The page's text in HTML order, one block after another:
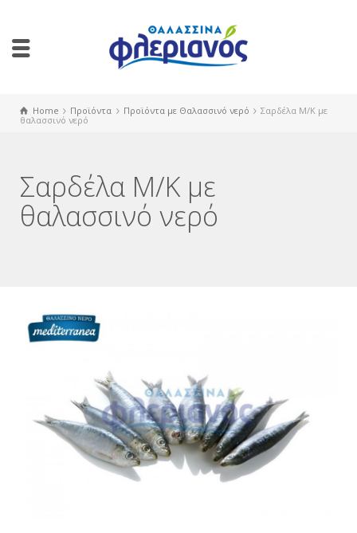
Home Προϊόντα Προϊόντα με Θαλασσινό νερό
Σαρδέλα M/K με
θαλασσινό νερό
Σαρδέλα M/K με
θαλασσινό νερό